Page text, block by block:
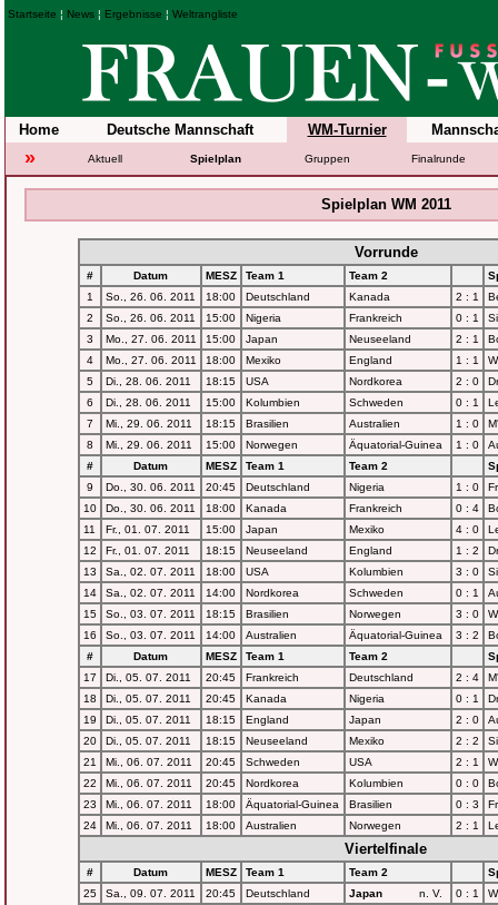
Startseite ¦ News ¦ Ergebnisse ¦ Weltrangliste
Home Deutsche Mannschaft WM-Turnier
» Aktuell Spielplan Gruppen Finalrunde
Spielplan WM 2011
Vorrunde
# Datum MESZ Team 1 Team 2
1
So., 26. 06. 2011 18:00 Deutschland Kanada 2 : 1
2
So., 26. 06. 2011 15:00 Nigeria Frankreich 0 : 1
3
Mo., 27. 06. 2011 15:00 Japan Neuseeland 2 : 1
4
Mo., 27. 06. 2011 18:00 Mexiko England 1 : 1
5
Di., 28. 06. 2011 18:15 USA Nordkorea 2 : 0
6
Di., 28. 06. 2011 15:00 Kolumbien Schweden 0 : 1
7
Mi., 29. 06. 2011 18:15 Brasilien Australien 1 : 0
8
Mi., 29. 06. 2011 15:00 Norwegen Äquatorial-Guinea 1 : 0
#
Datum MESZ Team 1 Team 2
9
Do., 30. 06. 2011 20:45 Deutschland Nigeria 1 : 0
10
Do., 30. 06. 2011 18:00 Kanada Frankreich 0 : 4
11
Fr., 01. 07. 2011 15:00 Japan Mexiko 4 : 0
12
Fr., 01. 07. 2011 18:15 Neuseeland England 1 : 2
13
Sa., 02. 07. 2011 18:00 USA Kolumbien 3 : 0
14
Sa., 02. 07. 2011 14:00 Nordkorea Schweden 0 : 1
15
So., 03. 07. 2011 18:15 Brasilien Norwegen 3 : 0
16
So., 03. 07. 2011 14:00 Australien Äquatorial-Guinea 3 : 2
#
Datum MESZ Team 1 Team 2
17
Di., 05. 07. 2011 20:45 Frankreich Deutschland 2 : 4
18
Di., 05. 07. 2011 20:45 Kanada Nigeria 0 : 1
19
Di., 05. 07. 2011 18:15 England Japan 2 : 0
20
Di., 05. 07. 2011 18:15 Neuseeland Mexiko 2 : 2
21
Mi., 06. 07. 2011 20:45 Schweden USA 2 : 1
22
Mi., 06. 07. 2011 20:45 Nordkorea Kolumbien 0 : 0
23
Mi., 06. 07. 2011 18:00 Äquatorial-Guinea Brasilien 0 : 3
24
Mi., 06. 07. 2011 18:00 Australien Norwegen 2 : 1
Viertelfinale
# Datum MESZ Team 1 Team 2
25
Sa., 09. 07. 2011 20:45 Deutschland Japann. V. 0 : 1